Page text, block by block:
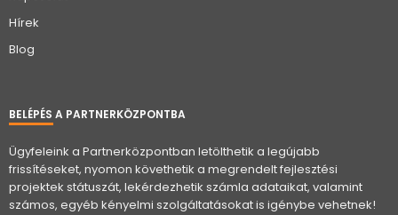
Hírek
Blog
BELÉPÉS A PARTNERKÖZPONTBA
Ügyfeleink a Partnerközpontban letölthetik a legújabb
frissítéseket, nyomon követhetik a megrendelt fejlesztési
projektek státuszát, lekérdezhetik számla adataikat, valamint
számos, egyéb kényelmi szolgáltatásokat is igénybe vehetnek!